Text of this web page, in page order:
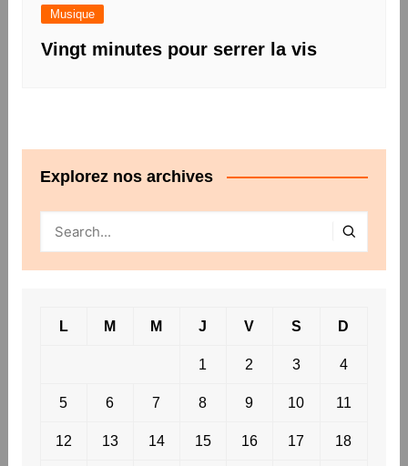
Musique
Vingt minutes pour serrer la vis
Explorez nos archives
L M M J V S D
1 2 3 4
5 6 7 8 9 10 11
12 13 14 15 16 17 18